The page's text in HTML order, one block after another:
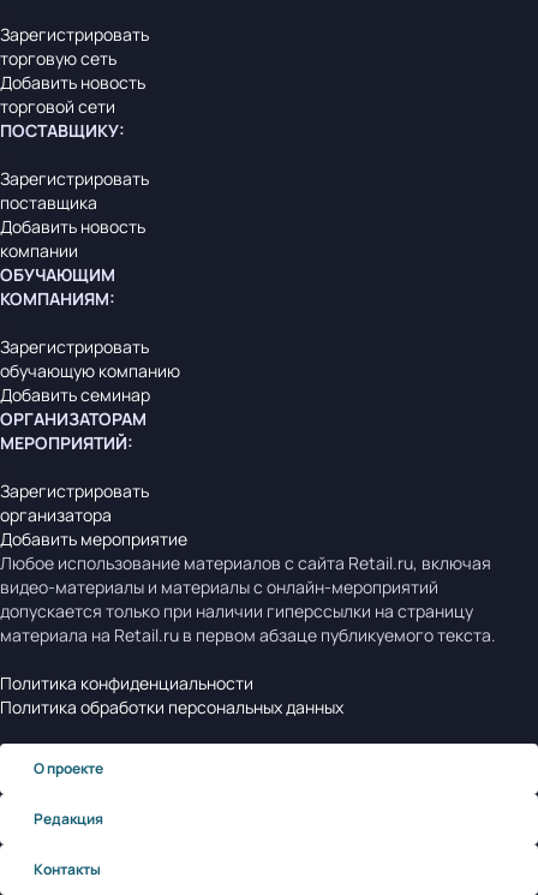
Зарегистрировать
торговую сеть
Добавить новость
торговой сети
ПОСТАВЩИКУ:
Зарегистрировать
поставщика
Добавить новость
компании
ОБУЧАЮЩИМ
КОМПАНИЯМ:
Зарегистрировать
обучающую компанию
Добавить семинар
ОРГАНИЗАТОРАМ
МЕРОПРИЯТИЙ:
Зарегистрировать
организатора
Добавить мероприятие
Любое использование материалов с сайта Retail.ru, включая
видео-материалы и материалы с онлайн-мероприятий
допускается только при наличии гиперссылки на страницу
материала на Retail.ru в первом абзаце публикуемого текста.
Политика конфиденциальности
Политика обработки персональных данных
О проекте
Редакция
Контакты